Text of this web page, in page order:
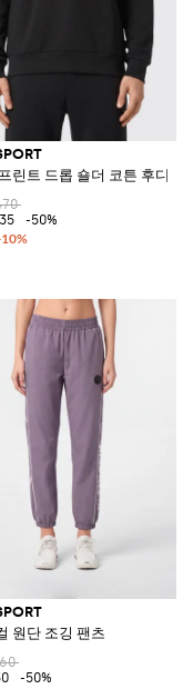
린트 드롭 숄더 코튼 후디
-50%
원단 조깅 팬츠
-50%